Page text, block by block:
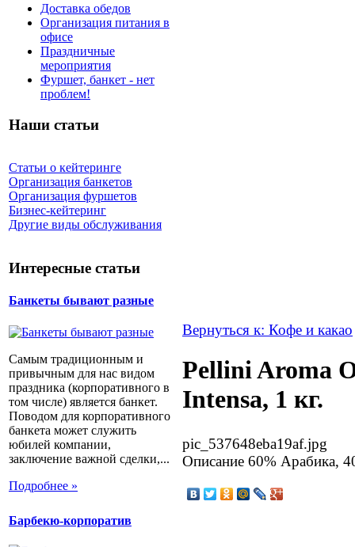
Доставка обедов
Организация питания в
офисе
Праздничные
мероприятия
Фуршет, банкет - нет
проблем!
Наши статьи
Статьи о кейтеринге
Организация банкетов
Организация фуршетов
Бизнес-кейтеринг
Другие виды обслуживания
Интересные статьи
Банкеты бывают разные
Самым традиционным и
привычным для нас видом
праздника (корпоративного в
том числе) является банкет.
Поводом для корпоративного
банкета может служить
юбилей компании,
заключение важной сделки,...
Подробнее »
Барбекю-корпоратив
Вернуться к: Кофе и какао
Pellini Aroma
Intensa, 1 кг.
pic_537648eba19af.jpg
Описание 60% Арабика,